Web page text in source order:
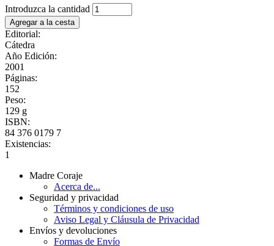
Introduzca la cantidad
Editorial:
Cátedra
Año Edición:
2001
Páginas:
152
Peso:
129 g
ISBN:
84 376 0179 7
Existencias:
1
Madre Coraje
Acerca de...
Seguridad y privacidad
Términos y condiciones de uso
Aviso Legal y Cláusula de Privacidad
Envíos y devoluciones
Formas de Envío